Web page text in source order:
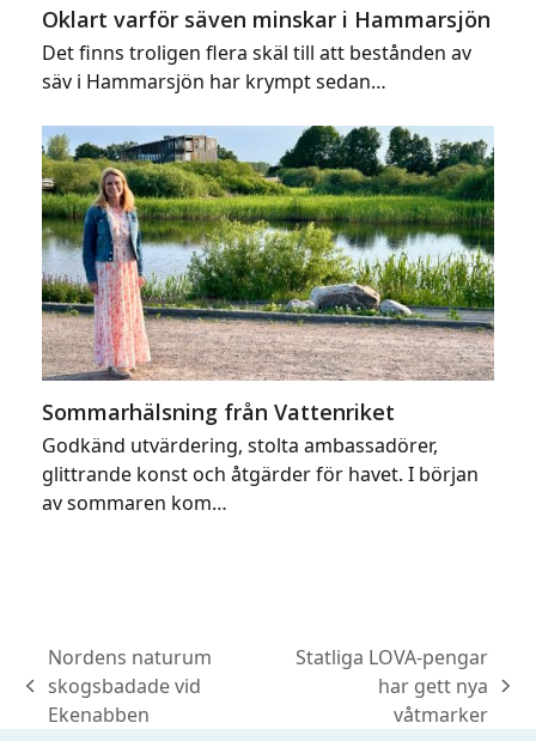
Oklart varför säven minskar i Hammarsjön
Det finns troligen flera skäl till att bestånden av
säv i Hammarsjön har krympt sedan…
Sommarhälsning från Vattenriket
Godkänd utvärdering, stolta ambassadörer,
glittrande konst och åtgärder för havet. I början
av sommaren kom…
previous
post:
Nordens naturum
skogsbadade vid
Ekenabben
Statliga LOVA-pengar
har gett nya
våtmarker